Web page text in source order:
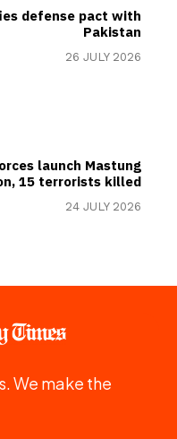
defense pact with
Pakistan
26 JULY 2026
launch Mastung
15 terrorists killed
24 JULY 2026
We make the